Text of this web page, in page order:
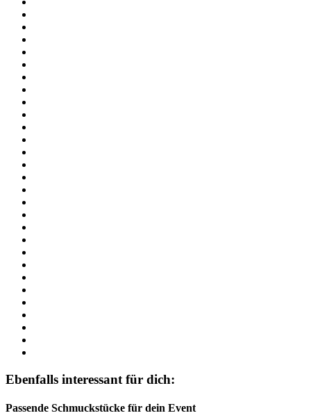
Ebenfalls interessant für dich:
Passende Schmuckstücke für dein Event